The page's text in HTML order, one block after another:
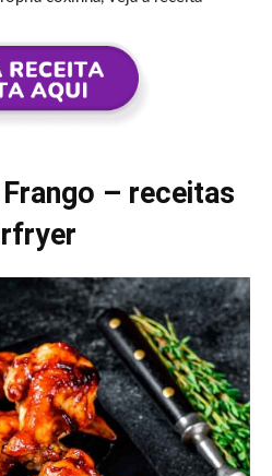
– receitas